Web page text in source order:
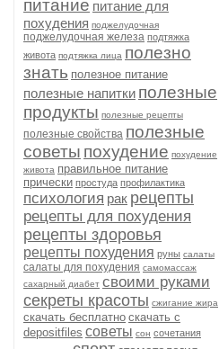
питание питание для
похудения поджелудочная
поджелудочная железа подтяжка
живота подтяжка лица полезно
знать полезное питание
полезные напитки полезные
продукты полезные рецепты
полезные свойства полезные
советы похудение похудение
живота правильное питание
прически простуда профилактика
психология рак рецепты
рецепты для похудения
рецепты здоровья
рецепты похудения руны салаты
салаты для похудения самомассаж
сахарный диабет своими руками
секреты красоты сжигание жира
скачать бесплатно скачать с
depositfiles советы сон сочетания